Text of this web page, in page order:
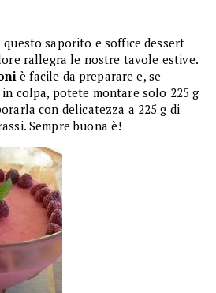
saporito e soffice dessert
rallegra le nostre tavole estive.
è facile da preparare e, se
colpa, potete montare solo 225 g
con delicatezza a 225 g di
Sempre buona è!